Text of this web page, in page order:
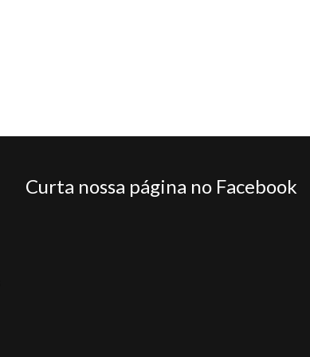
Curta nossa página no Facebook